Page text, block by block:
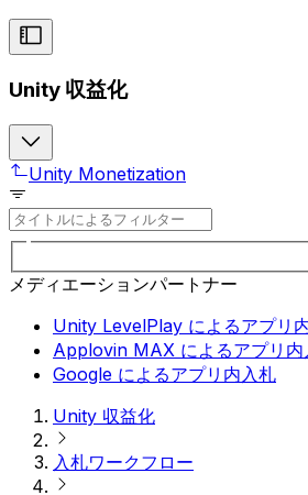
Unity 収益化
Unity Monetization
メディエーションパートナー
Unity LevelPlay によるアプリ
Applovin MAX によるアプリ内
Google によるアプリ内入札
Unity 収益化
入札ワークフロー